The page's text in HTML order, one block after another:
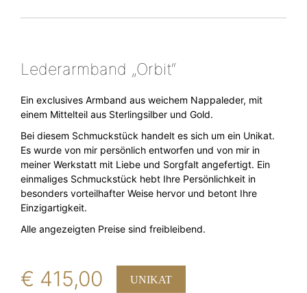
Lederarmband „Orbit“
Ein exclusives Armband aus weichem Nappaleder, mit
einem Mittelteil aus Sterlingsilber und Gold.
Bei diesem Schmuckstück handelt es sich um ein Unikat.
Es wurde von mir persönlich entworfen und von mir in
meiner Werkstatt mit Liebe und Sorgfalt angefertigt. Ein
einmaliges Schmuckstück hebt Ihre Persönlichkeit in
besonders vorteilhafter Weise hervor und betont Ihre
Einzigartigkeit.
Alle angezeigten Preise sind freibleibend.
€ 415,00 UNIKAT